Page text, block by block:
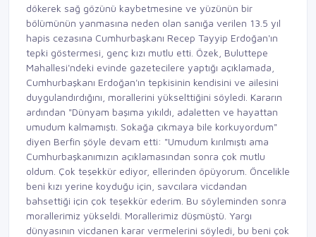
dökerek sağ gözünü kaybetmesine ve yüzünün bir
bölümünün yanmasına neden olan sanığa verilen 13.5 yıl
hapis cezasına Cumhurbaşkanı Recep Tayyip Erdoğan'ın
tepki göstermesi, genç kızı mutlu etti. Özek, Buluttepe
Mahallesi'ndeki evinde gazetecilere yaptığı açıklamada,
Cumhurbaşkanı Erdoğan'ın tepkisinin kendisini ve ailesini
duygulandırdığını, morallerini yükselttiğini söyledi. Kararın
ardından "Dünyam başıma yıkıldı, adaletten ve hayattan
umudum kalmamıştı. Sokağa çıkmaya bile korkuyordum"
diyen Berfin şöyle devam etti: "Umudum kırılmıştı ama
Cumhurbaşkanımızın açıklamasından sonra çok mutlu
oldum. Çok teşekkür ediyor, ellerinden öpüyorum. Öncelikle
beni kızı yerine koyduğu için, savcılara vicdandan
bahsettiği için çok teşekkür ederim. Bu söyleminden sonra
morallerimiz yükseldi. Morallerimiz düşmüştü. Yargı
dünyasının vicdanen karar vermelerini söyledi, bu beni çok